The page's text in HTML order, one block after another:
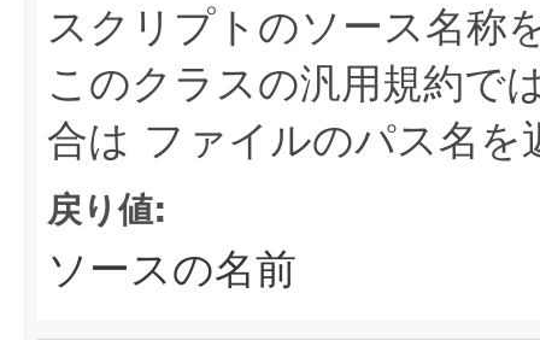
スクリプトのソース名称
このクラスの汎用規約で
合は ファイルのパス名を
戻り値:
ソースの名前